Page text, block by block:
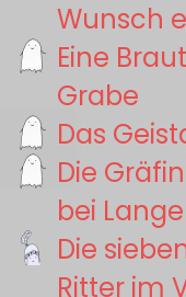
Wunsch
Eine
Grabe
Das
Die
bei
Die
Ritter im